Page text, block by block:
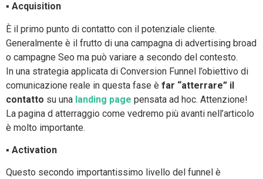
▪ Acquisition
È il primo punto di contatto con il potenziale cliente.
Generalmente è il frutto di una campagna di advertising broad
o campagne Seo ma può variare a secondo del contesto.
In una strategia applicata di Conversion Funnel l’obiettivo di
comunicazione reale in questa fase è far “atterrare” il
contatto su una landing page pensata ad hoc. Attenzione!
La pagina d atterraggio come vedremo più avanti nell’articolo
è molto importante.
▪ Activation
Questo secondo importantissimo livello del funnel è